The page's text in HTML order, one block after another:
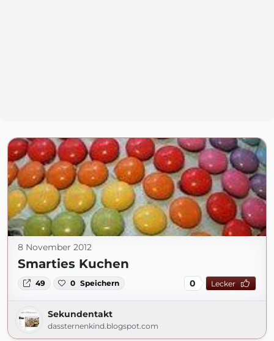
8 November 2012
Smarties Kuchen
49 0 Speichern 0 Lecker
Sekundentakt
dassternenkind.blogspot.com